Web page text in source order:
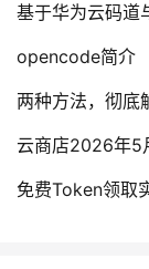
基于华为云码
opencode简介
两种方法，彻
云商店2026年5
免费Token领取